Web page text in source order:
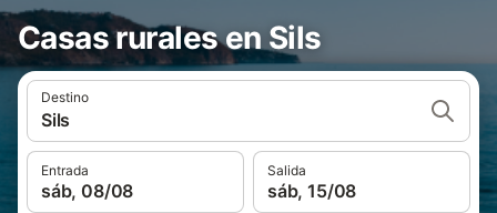
Casas rurales en Sils
Destino
Sils
Entrada
sáb, 08/08
Salida
sáb, 15/08